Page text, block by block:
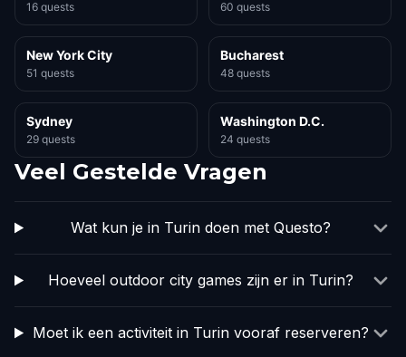
16 quests 60 quests
New York City
51 quests
Bucharest
48 quests
Sydney
29 quests
Washington D.C.
24 quests
Veel Gestelde Vragen
Wat kun je in Turin doen met Questo?
Hoeveel outdoor city games zijn er in Turin?
Moet ik een activiteit in Turin vooraf reserveren?